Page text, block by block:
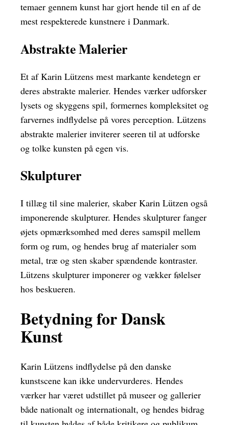
temaer gennem kunst har gjort hende til en af de
mest respekterede kunstnere i Danmark.
Abstrakte Malerier
Et af Karin Lützens mest markante kendetegn er
deres abstrakte malerier. Hendes værker udforsker
lysets og skyggens spil, formernes kompleksitet og
farvernes indflydelse på vores perception. Lützens
abstrakte malerier inviterer seeren til at udforske
og tolke kunsten på egen vis.
Skulpturer
I tillæg til sine malerier, skaber Karin Lützen også
imponerende skulpturer. Hendes skulpturer fanger
øjets opmærksomhed med deres samspil mellem
form og rum, og hendes brug af materialer som
metal, træ og sten skaber spændende kontraster.
Lützens skulpturer imponerer og vækker følelser
hos beskueren.
Betydning for Dansk
Kunst
Karin Lützens indflydelse på den danske
kunstscene kan ikke undervurderes. Hendes
værker har været udstillet på museer og gallerier
både nationalt og internationalt, og hendes bidrag